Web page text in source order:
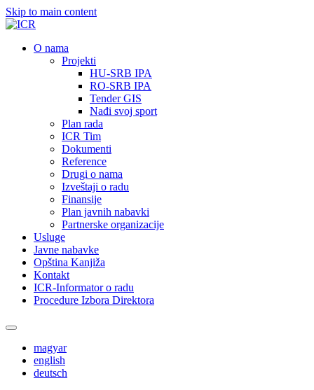
Skip to main content
О nama
Projekti
HU-SRB IPA
RO-SRB IPA
Tender GIS
Nađi svoj sport
Plan rada
ICR Tim
Dokumenti
Reference
Drugi o nama
Izveštaji o radu
Finansije
Plan javnih nabavki
Partnerske organizacije
Usluge
Javne nabavke
Opština Kanjiža
Kontakt
ICR-Informator o radu
Procedure Izbora Direktora
magyar
english
deutsch